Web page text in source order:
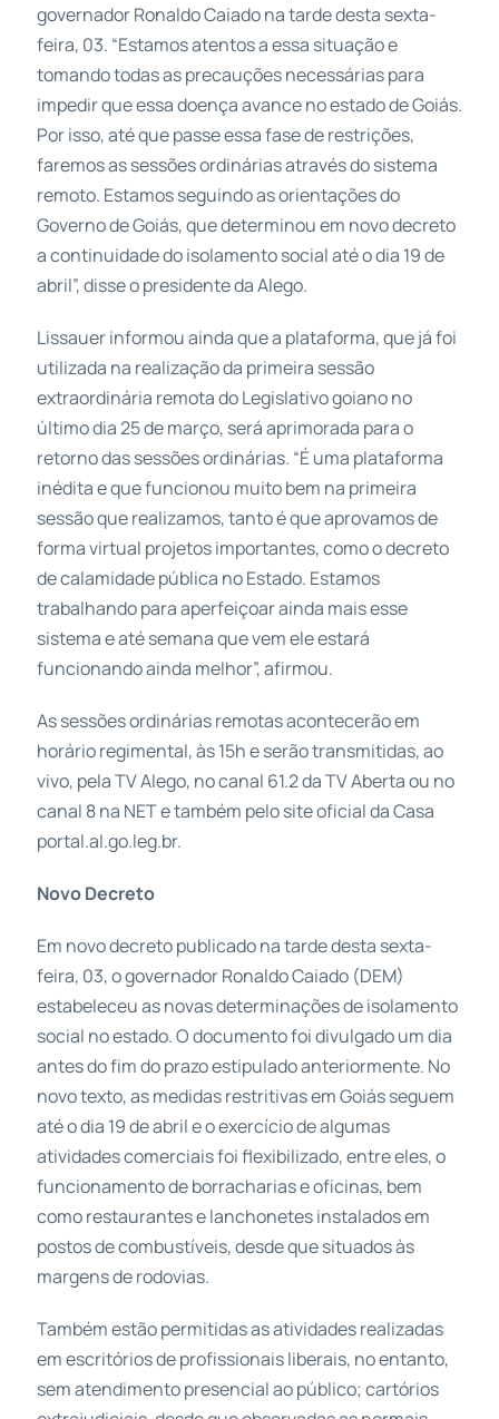
governador Ronaldo Caiado na tarde desta sexta-
feira, 03. “Estamos atentos a essa situação e
tomando todas as precauções necessárias para
impedir que essa doença avance no estado de Goiás.
Por isso, até que passe essa fase de restrições,
faremos as sessões ordinárias através do sistema
remoto. Estamos seguindo as orientações do
Governo de Goiás, que determinou em novo decreto
a continuidade do isolamento social até o dia 19 de
abril”, disse o presidente da Alego.
Lissauer informou ainda que a plataforma, que já foi
utilizada na realização da primeira sessão
extraordinária remota do Legislativo goiano no
último dia 25 de março, será aprimorada para o
retorno das sessões ordinárias. “É uma plataforma
inédita e que funcionou muito bem na primeira
sessão que realizamos, tanto é que aprovamos de
forma virtual projetos importantes, como o decreto
de calamidade pública no Estado. Estamos
trabalhando para aperfeiçoar ainda mais esse
sistema e até semana que vem ele estará
funcionando ainda melhor”, afirmou.
As sessões ordinárias remotas acontecerão em
horário regimental, às 15h e serão transmitidas, ao
vivo, pela TV Alego, no canal 61.2 da TV Aberta ou no
canal 8 na NET e também pelo site oficial da Casa
portal.al.go.leg.br.
Novo Decreto
Em novo decreto publicado na tarde desta sexta-
feira, 03, o governador Ronaldo Caiado (DEM)
estabeleceu as novas determinações de isolamento
social no estado. O documento foi divulgado um dia
antes do fim do prazo estipulado anteriormente. No
novo texto, as medidas restritivas em Goiás seguem
até o dia 19 de abril e o exercício de algumas
atividades comerciais foi flexibilizado, entre eles, o
funcionamento de borracharias e oficinas, bem
como restaurantes e lanchonetes instalados em
postos de combustíveis, desde que situados às
margens de rodovias.
Também estão permitidas as atividades realizadas
em escritórios de profissionais liberais, no entanto,
sem atendimento presencial ao público; cartórios